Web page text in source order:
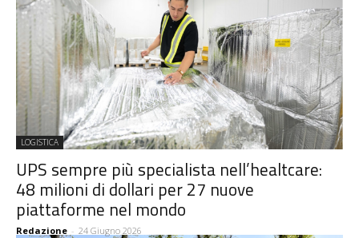
LOGISTICA
UPS sempre più specialista nell’healtcare:
48 milioni di dollari per 27 nuove
piattaforme nel mondo
Redazione - 24 Giugno 2026